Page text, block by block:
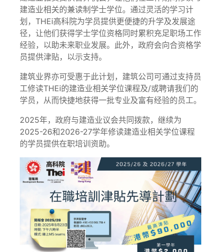
建造业相关的兼读制学士学位。通过灵活的学习计
划，THEi高科院为学员提供更便捷的升学及发展途
径，让他们获得学士学位资格同时累积充足职场工作
经验，以助未来职业发展。此外，政府会向合资格学
员提供津贴，以示支持。
建筑业界亦可受惠于此计划，建筑公司可通过支持员
工修读THEi的建造业相关学位课程及/或聘请我们的
学员，从而快捷地获得一批专业及富有经验的员工。
2025年，政府与建造业议会共同拨款，继续为
2025-26和2026-27学年修读建造业相关学位课程
的学员提供在职培训资助。